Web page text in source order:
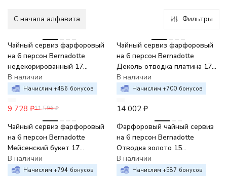
C начала алфавита Фильтры
Чайный сервиз фарфоровый
на 6 персон Bernadotte
недекорированный 17
предметов
В наличии
Начислим +486 бонусов
9 728 ₽11 596 ₽
Чайный сервиз фарфоровый
на 6 персон Bernadotte
Деколь отводка платина 17
предметов
В наличии
Начислим +700 бонусов
14 002 ₽
Чайный сервиз фарфоровый
на 6 персон Bernadotte
Мейсенский букет 17
предметов
В наличии
Начислим +794 бонусов
-2%
Фарфоровый чайный сервиз
на 6 персон Bernadotte
Отводка золото 15
предметов
В наличии
Начислим +587 бонусов